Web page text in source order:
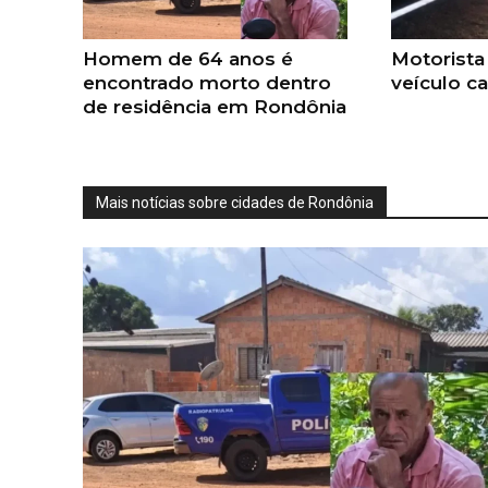
Homem de 64 anos é
encontrado morto dentro
de residência em Rondônia
veículo
Mais notícias sobre cidades de Rondônia